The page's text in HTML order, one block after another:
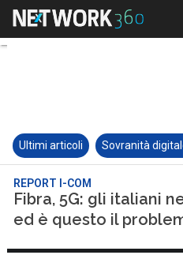
Ultimi articoli Sovranità
REPORT I-COM
Fibra, 5G: gli italiani
ed è questo il